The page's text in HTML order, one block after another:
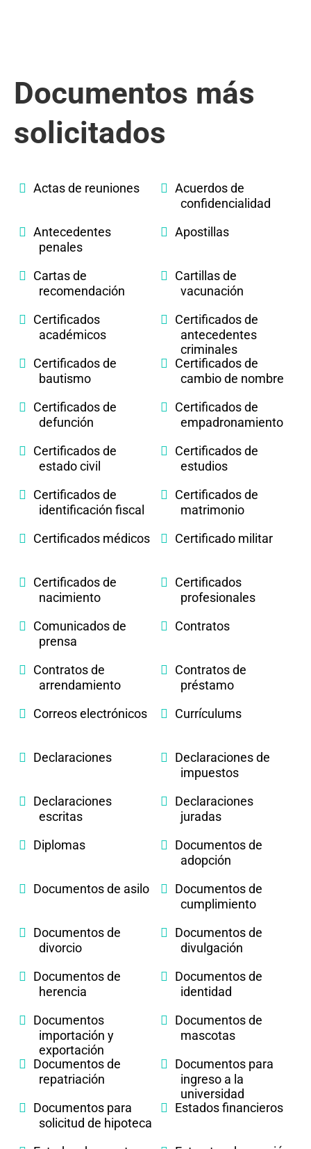
Documentos más
solicitados
Actas de reuniones
Acuerdos de
confidencialidad
Antecedentes
penales
Apostillas
Cartas de
recomendación
Cartillas de
vacunación
Certificados
académicos
Certificados de
antecedentes
criminales
Certificados de
bautismo
Certificados de
cambio de nombre
Certificados de
defunción
Certificados de
empadronamiento
Certificados de
estado civil
Certificados de
estudios
Certificados de
identificación fiscal
Certificados de
matrimonio
Certificados médicos
Certificado militar
Certificados de
nacimiento
Certificados
profesionales
Comunicados de
prensa
Contratos
Contratos de
arrendamiento
Contratos de
préstamo
Correos electrónicos
Currículums
Declaraciones
Declaraciones de
impuestos
Declaraciones
escritas
Declaraciones
juradas
Diplomas
Documentos de
adopción
Documentos de asilo
Documentos de
cumplimiento
Documentos de
divorcio
Documentos de
divulgación
Documentos de
herencia
Documentos de
identidad
Documentos
importación y
exportación
Documentos de
mascotas
Documentos de
repatriación
Documentos para
ingreso a la
universidad
Documentos para
solicitud de hipoteca
Estados financieros